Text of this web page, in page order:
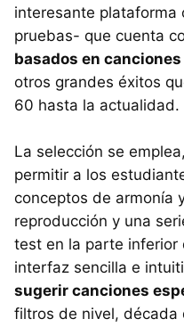
interesante plataforma
pruebas- que cuenta
basados en
otros grandes éxitos
60 hasta la actualidad.
La selección se
permitir a los
conceptos de armonía
reproducción y una
test en la parte inferior
interfaz sencilla e
sugerir canciones
filtros de nivel, década